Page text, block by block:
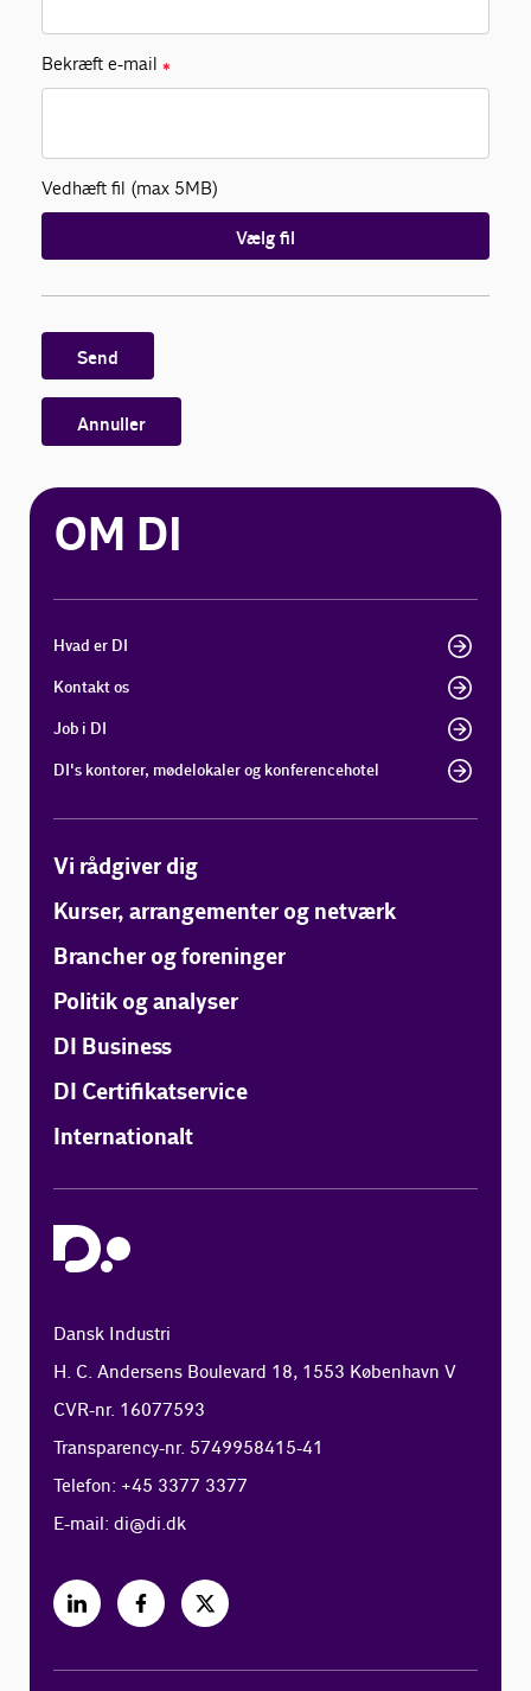
Bekræft e-mail ✱
Vedhæft fil (max 5MB)
Vælg fil
Send
Annuller
OM DI
Hvad er DI
Kontakt os
Job i DI
DI's kontorer, mødelokaler og konferencehotel
Vi rådgiver dig
Kurser, arrangementer og netværk
Brancher og foreninger
Politik og analyser
DI Business
DI Certifikatservice
Internationalt
Dansk Industri
H. C. Andersens Boulevard 18, 1553 København V
CVR-nr. 16077593
Transparency-nr. 5749958415-41
Telefon: +45 3377 3377
E-mail:di@di.dk